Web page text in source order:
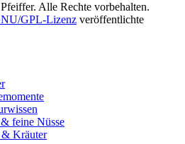
Alle Rechte vorbehalten.
GPL-Lizenz veröffentlichte
feine Nüsse
& Kräuter